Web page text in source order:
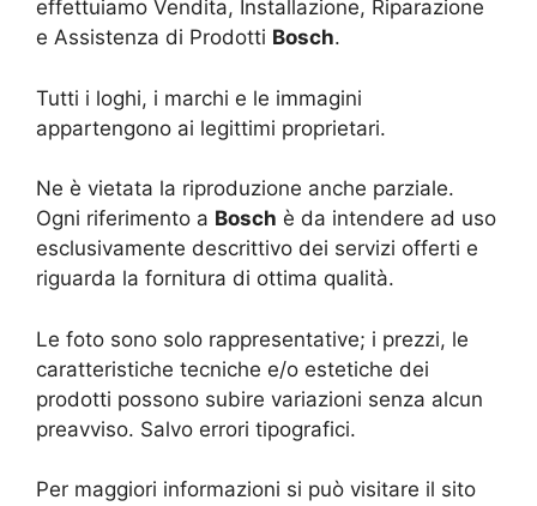
effettuiamo Vendita, Installazione, Riparazione
e Assistenza di Prodotti Bosch.
Tutti i loghi, i marchi e le immagini
appartengono ai legittimi proprietari.
Ne è vietata la riproduzione anche parziale.
Ogni riferimento a Bosch è da intendere ad uso
esclusivamente descrittivo dei servizi offerti e
riguarda la fornitura di ottima qualità.
Le foto sono solo rappresentative; i prezzi, le
caratteristiche tecniche e/o estetiche dei
prodotti possono subire variazioni senza alcun
preavviso. Salvo errori tipografici.
Per maggiori informazioni si può visitare il sito